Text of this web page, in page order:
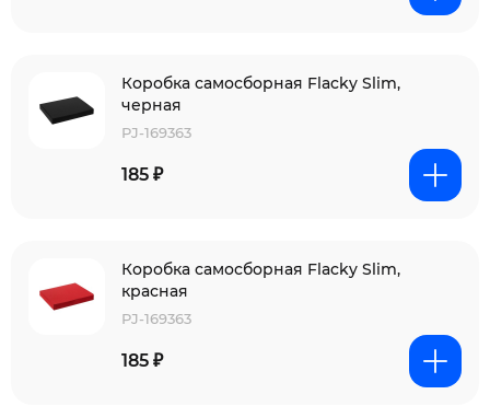
Коробка самосборная Flacky Slim,
черная
PJ-169363
185 ₽
Коробка самосборная Flacky Slim,
красная
PJ-169363
185 ₽